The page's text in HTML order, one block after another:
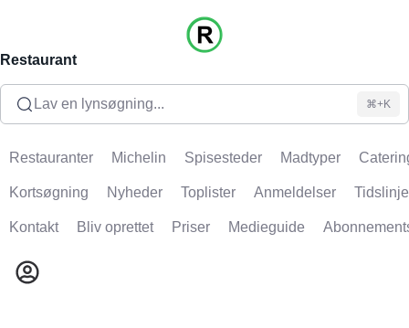
Restaurant
Lav en lynsøgning... ⌘+K
Restauranter Michelin Spisesteder Madtyper
Kortsøgning Nyheder Toplister Anmeldelser Tidslinje
Kontakt Bliv oprettet Priser Medieguide